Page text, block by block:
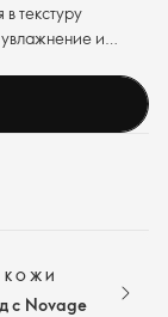
текстуру
и
КОЖИ
с Novage